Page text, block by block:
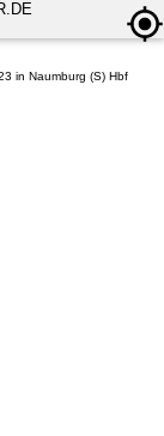
in Naumburg (S) Hbf